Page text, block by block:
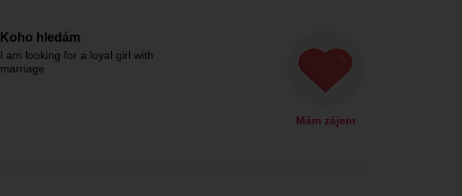
Koho hledám
I am looking for a loyal girl with
marriage
Mám zájem